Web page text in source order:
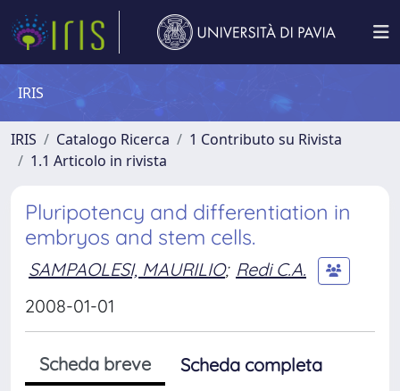
IRIS
IRIS Catalogo Ricerca
1 Contributo su Rivista
1.1 Articolo in rivista
Pluripotency and differentiation in
embryos and stem cells.
SAMPAOLESI, MAURILIO; Redi C.A.
2008-01-01
Scheda breve
Scheda completa